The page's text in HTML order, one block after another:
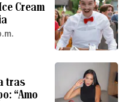
Cream
tras
“Amo